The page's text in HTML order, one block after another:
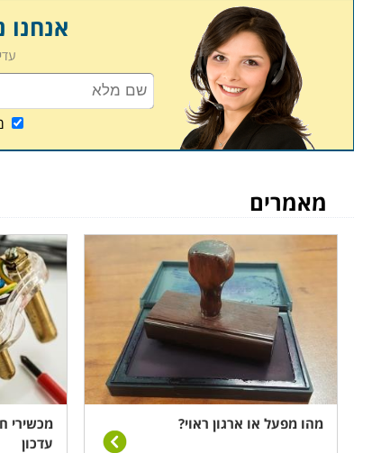
מ.ל.מ. - המרכז לטכנולוגיות מתקדמות שנמצאת בהאומן 1 אזה"ת בנימינה - סניף
מכון התקנים הישראלי שנמצאת בחיים לבנון 42 ת"א - סניף פריסה ארצית
המכללה המשותפת שנמצאת בשד' ההסתדרות 68 חיפה 25233 - סניף חדרה
השתדלנו לאסוף עבורכם את מיטב תכניות הלימודים,
מקצוע טכני בהשרון הצפוני שחיפשתם, אנו מזמינים
מאמרים
מהו מפעל או ארגון ראוי?
מכשירי
עדכון